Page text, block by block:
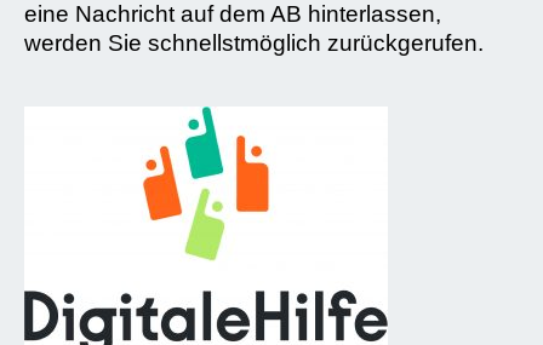
eine Nachricht auf dem AB hinterlassen,
werden Sie schnellstmöglich zurückgerufen.